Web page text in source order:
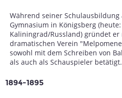
Während seiner Schulausbildung
Gymnasium in Königsberg (heute:
Kaliningrad/Russland) gründet
dramatischen Verein
sowohl mit dem Schreiben von
als auch als Schauspieler betätigt.
1894-1895